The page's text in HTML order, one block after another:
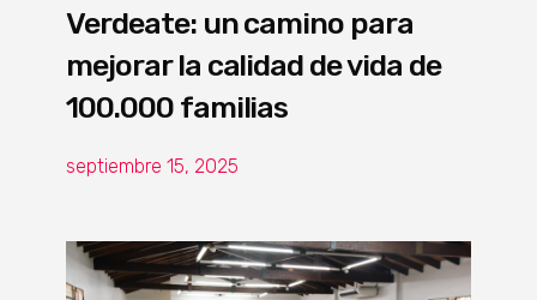
Verdeate: un camino para
mejorar la calidad de vida de
100.000 familias
septiembre 15, 2025